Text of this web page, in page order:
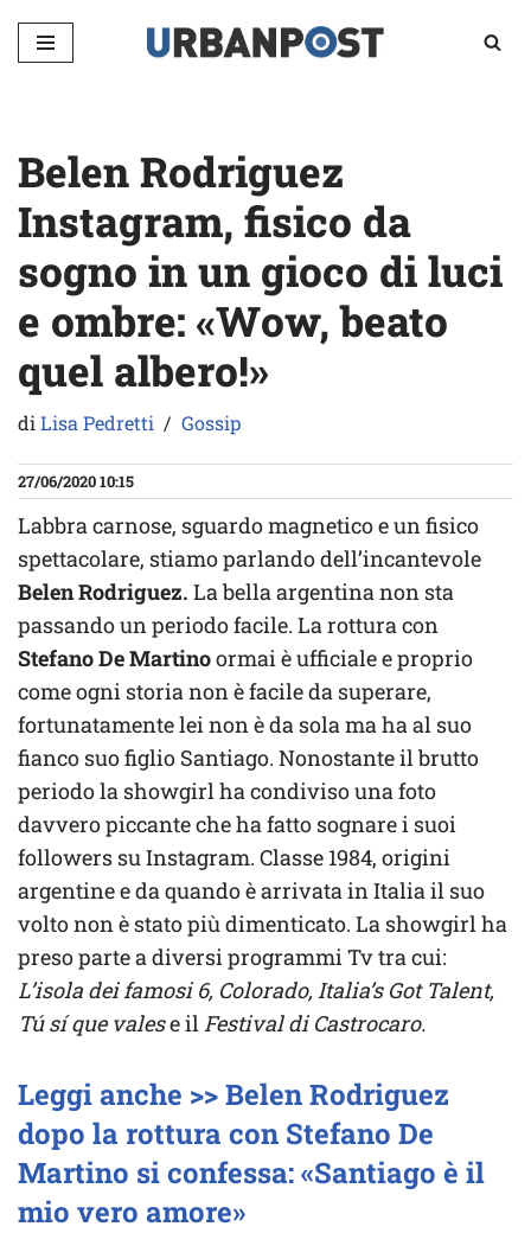
Vai
Belen Rodriguez
Instagram, fisico da
sogno in un gioco di luci
e ombre: «Wow, beato
quel albero!»
diLisa Pedretti Gossip
27/06/2020 10:15
Labbra carnose, sguardo magnetico e un fisico
spettacolare, stiamo parlando dell’incantevole
Belen Rodriguez. La bella argentina non sta
passando un periodo facile. La rottura con
Stefano De Martinoormai è ufficiale e proprio
come ogni storia non è facile da superare,
fortunatamente lei non è da sola ma ha al suo
fianco suo figlio Santiago. Nonostante il brutto
periodo la showgirl ha condiviso una foto
davvero piccante che ha fatto sognare i suoi
followers su Instagram. Classe 1984, origini
argentine e da quando è arrivata in Italia il suo
volto non è stato più dimenticato. La showgirl ha
preso parte a diversi programmi Tv tra cui:
L’isola dei famosi 6, Colorado, Italia’s Got Talent,
Tú sí que valese ilFestival di Castrocaro.
Leggi anche >> Belen Rodriguez
dopo la rottura con Stefano De
Martino si confessa: «Santiago è il
mio vero amore»